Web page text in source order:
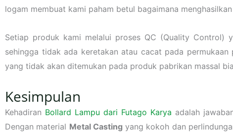
logam membuat kami paham betul bagaimana menghasilkan
Setiap produk kami melalui proses QC (Quality Control)
sehingga tidak ada keretakan atau cacat pada
yang tidak akan ditemukan pada produk pabrikan massal
Kesimpulan
Kehadiran Bollard Lampu dari Futago Karya adalah
Dengan material Metal Casting yang kokoh dan